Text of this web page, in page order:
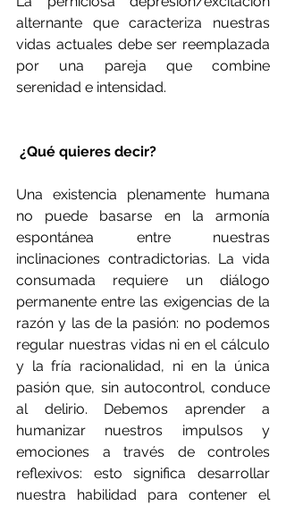
alternante que caracteriza nuestras
vidas actuales debe ser reemplazada
por una pareja que combine
serenidad e intensidad.
¿Qué quieres decir?
Una existencia plenamente humana
no puede basarse en la armonía
espontánea entre nuestras
inclinaciones contradictorias. La vida
consumada requiere un diálogo
permanente entre las exigencias de la
razón y las de la pasión: no podemos
regular nuestras vidas ni en el cálculo
y la fría racionalidad, ni en la única
pasión que, sin autocontrol, conduce
al delirio. Debemos aprender a
humanizar nuestros impulsos y
emociones a través de controles
reflexivos: esto significa desarrollar
nuestra habilidad para contener el